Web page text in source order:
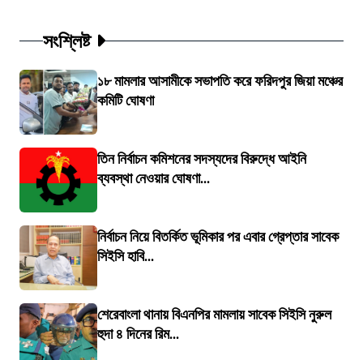
সংশ্লিষ্ট
১৮ মামলার আসামীকে সভাপতি করে ফরিদপুর জিয়া মঞ্চের
কমিটি ঘোষণা
তিন নির্বাচন কমিশনের সদস্যদের বিরুদ্ধে আইনি
ব্যবস্থা নেওয়ার ঘোষণা...
নির্বাচন নিয়ে বিতর্কিত ভূমিকার পর এবার গ্রেপ্তার সাবেক
সিইসি হাবি...
শেরেবাংলা থানায় বিএনপির মামলায় সাবেক সিইসি নুরুল
হুদা ৪ দিনের রিম...